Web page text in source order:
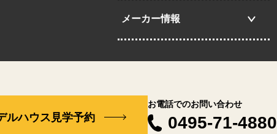
メーカー情報
ルハウス見学予約
お電話でのお問い合わせ
0495-71-4880